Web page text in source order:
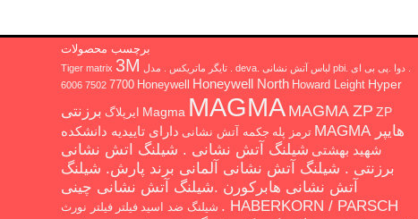
برچسب محصولات
. دوا .پی بی ای .pbi لباس آتش نشانی .deva . تایگر ماتریکس . مدل Tiger matrix 3M
6006 7502 7700 Honeywell Honeywell North Howard Leight Hyper
Magma MAGMA MAGMA ZP ZP ایرپلاگ برزنتی
هایپر MAGMA
ترمز پله جکمه آتش نشانی دارای تاییدیه دانشکده
شهید بهشتی شیلنگ آتش نشانی . شیلنگ اتش نشانی
برزنتی . شیلنگ آتش نشانی آلمانی برند پارش. شیلنگ
آتش نشانی هابرکورن .شیلنگ آتش نشانی چینی
HABERKORN / PARSCH .
شیلنگ ضد اسید فیلتر فیلتر نورث